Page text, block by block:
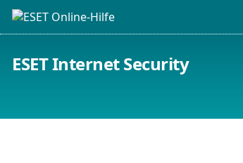
ESET Internet Security